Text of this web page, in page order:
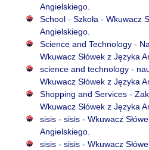
Angielskiego.
School - Szkoła - Wkuwacz
Angielskiego.
Science and Technology -
Wkuwacz Słówek z Języka
science and technology -
Wkuwacz Słówek z Języka
Shopping and Services -
Wkuwacz Słówek z Języka
sisis - sisis - Wkuwacz
Angielskiego.
sisis - sisis - Wkuwacz